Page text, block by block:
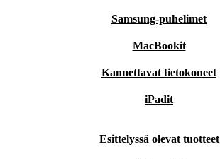
Samsung-puhelimet
MacBookit
Kannettavat tietokoneet
iPadit
Esittelyssä olevat tuotteet